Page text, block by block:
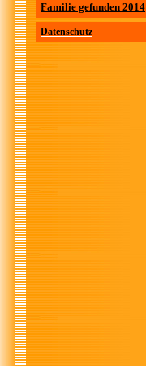
Familie gefunden 2014
Datenschutz